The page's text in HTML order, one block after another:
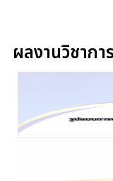
ผลงานวิชากา